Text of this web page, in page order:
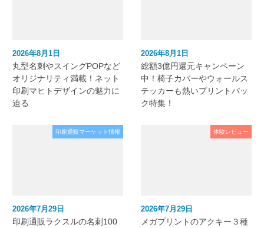
2026年8月1日
丸型名刺やスイングPOPなど
オリジナリティ満載！ネット
印刷マヒトデザインの魅力に
迫る
2026年8月1日
総額3億円還元キャンペーン
中！椅子カバーやウォールス
テッカーも熱いプリントパッ
ク特集！
印刷通販マーケット情報
2026年7月29日
印刷通販ラクスルの名刺100
体験レビュー
2026年7月29日
メガプリントのアクキー３種